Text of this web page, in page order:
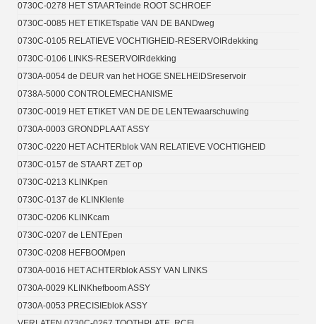
0730C-0278 HET STAARTeinde ROOT SCHROEF
0730C-0085 HET ETIKETspatie VAN DE BANDweg
0730C-0105 RELATIEVE VOCHTIGHEID-RESERVOIRdekking
0730C-0106 LINKS-RESERVOIRdekking
0730A-0054 de DEUR van het HOGE SNELHEIDSreservoir
0738A-5000 CONTROLEMECHANISME
0730C-0019 HET ETIKET VAN DE DE LENTEwaarschuwing
0730A-0003 GRONDPLAAT ASSY
0730C-0220 HET ACHTERblok VAN RELATIEVE VOCHTIGHEID
0730C-0157 de STAART ZET op
0730C-0213 KLINKpen
0730C-0137 de KLINKlente
0730C-0206 KLINKcam
0730C-0207 de LENTEpen
0730C-0208 HEFBOOMpen
0730A-0016 HET ACHTERblok ASSY VAN LINKS
0730A-0029 KLINKhefboom ASSY
0730A-0053 PRECISIEblok ASSY